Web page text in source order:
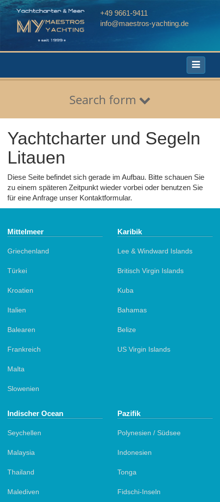
+49 9661-9411
info@maestros-yachting.de
Toggle
Search form
Yachtcharter und Segeln
Litauen
Diese Seite befindet sich gerade im Aufbau. Bitte schauen Sie
zu einem späteren Zeitpunkt wieder vorbei oder benutzen Sie
für eine Anfrage unser Kontaktformular.
Mittelmeer
Griechenland
Türkei
Kroatien
Italien
Balearen
Frankreich
Malta
Slowenien
Karibik
Lee & Windward Islands
Britisch Virgin Islands
Kuba
Bahamas
Belize
US Virgin Islands
Indischer Ocean
Seychellen
Malaysia
Thailand
Malediven
Pazifik
Polynesien / Südsee
Indonesien
Tonga
Fidschi-Inseln